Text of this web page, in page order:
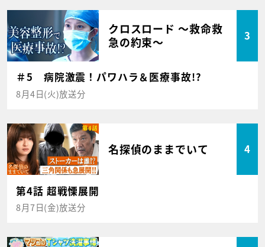
クロスロード ～救命救
急の約束～
3
＃5 病院激震！パワハラ＆医療事故!?
8月4日(火)放送分
名探偵のままでいて 4
第4話 超戦慄展開
8月7日(金)放送分